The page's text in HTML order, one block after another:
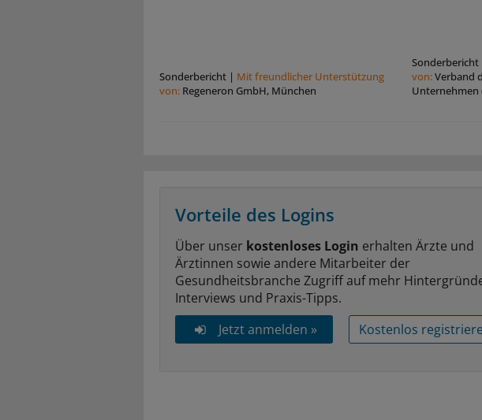
Sonderbericht | Mit freundlicher Unterstützung
von: Regeneron GmbH, München
Sonderbericht
von:Verband
Unternehmen
Vorteile des Logins
Über unser kostenloses Login erhalten Ärzte und
Ärztinnen sowie andere Mitarbeiter der
Gesundheitsbranche Zugriff auf mehr
Interviews und Praxis-Tipps.
Jetzt anmelden »
Kostenlos